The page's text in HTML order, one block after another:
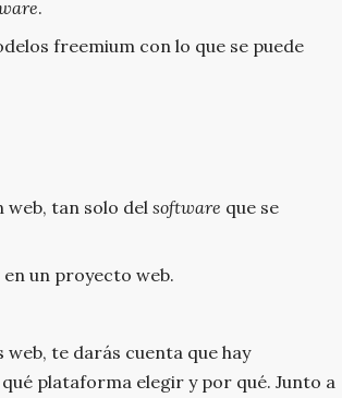
.
freemium con lo que se puede
tan solo del software que se
un proyecto web.
te darás cuenta que hay
plataforma elegir y por qué. Junto a